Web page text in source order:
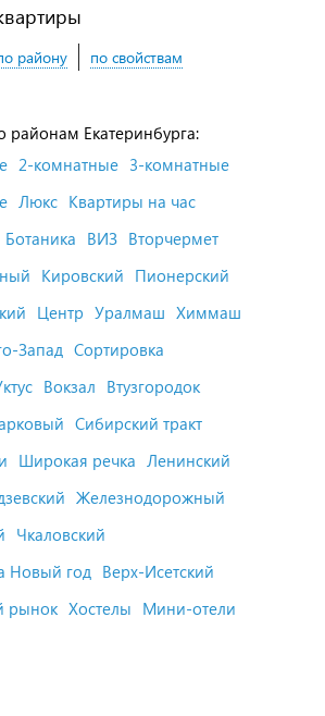
району по свойствам
районам Екатеринбурга:
2-комнатные 3-комнатные
Люкс Квартиры на час
Ботаника ВИЗ Вторчермет
Кировский Пионерский
Центр Уралмаш Химмаш
Запад Сортировка
Вокзал Втузгородок
Сибирский тракт
Широкая речка Ленинский
Железнодорожный
Чкаловский
Новый год Верх-Исетский
рынок Хостелы Мини-отели